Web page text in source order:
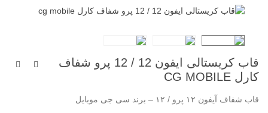
قاب کریستالی ایفون 12 / 12 پرو شفاف
کارل CG MOBILE
قاب شفاف آیفون ۱۲ پرو / ۱۲ – برند سی جی موبایل